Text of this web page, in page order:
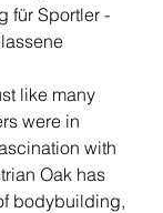
für Sportler -
like many
were in
with
Oak has
bodybuilding,